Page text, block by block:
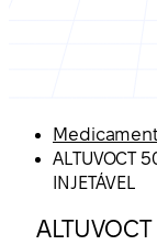
ALTUVOCT
INJETÁVEL